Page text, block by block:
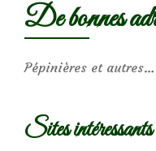
De bonnes
Pépinières et autres…
Sites intéressants